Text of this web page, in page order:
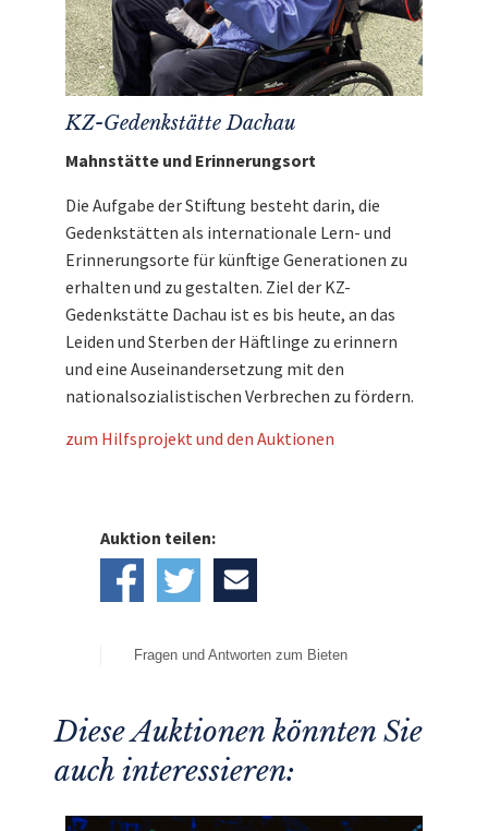
KZ-Gedenkstätte Dachau
Mahnstätte und Erinnerungsort
Die Aufgabe der Stiftung besteht darin, die
Gedenkstätten als internationale Lern- und
Erinnerungsorte für künftige Generationen zu
erhalten und zu gestalten. Ziel der KZ-
Gedenkstätte Dachau ist es bis heute, an das
Leiden und Sterben der Häftlinge zu erinnern
und eine Auseinandersetzung mit den
nationalsozialistischen Verbrechen zu fördern.
zum Hilfsprojekt und den Auktionen
Auktion teilen:
Fragen und Antworten zum Bieten
Diese Auktionen könnten Sie
auch interessieren: